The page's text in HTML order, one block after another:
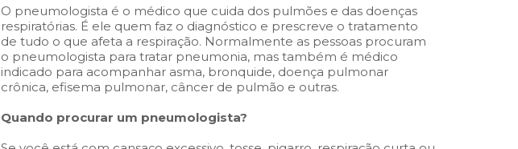
O pneumologista é o médico que cuida dos pulmões e das doenças
respiratórias. É ele quem faz o diagnóstico e prescreve o tratamento
de tudo o que afeta a respiração. Normalmente as pessoas procuram
o pneumologista para tratar pneumonia, mas também é médico
indicado para acompanhar asma, bronquide, doença pulmonar
crônica, efisema pulmonar, câncer de pulmão e outras.
Quando procurar um pneumologista?